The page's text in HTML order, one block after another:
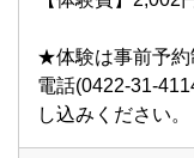
★体験は事前予約
電話(0422-31-
し込みください。